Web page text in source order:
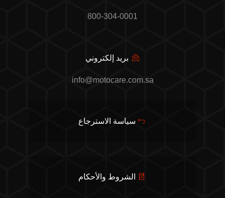
800-304-0001
بريد إلكتروني
info@motocare.com.sa
سياسة الاسترجاع
الشروط والأحكام